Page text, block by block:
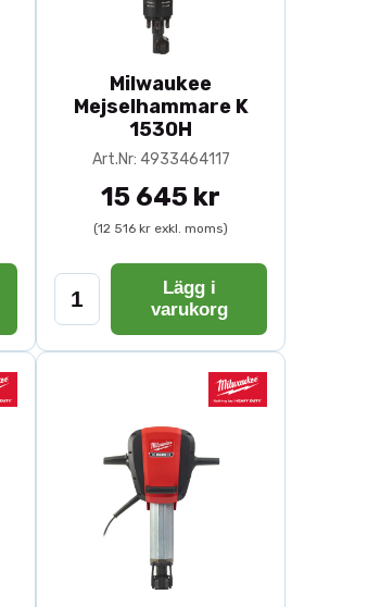
Milwaukee
Mejselhammare K
1530H
Art.Nr: 4933464117
15 645 kr
(12 516 kr exkl. moms)
Lägg i
varukorg